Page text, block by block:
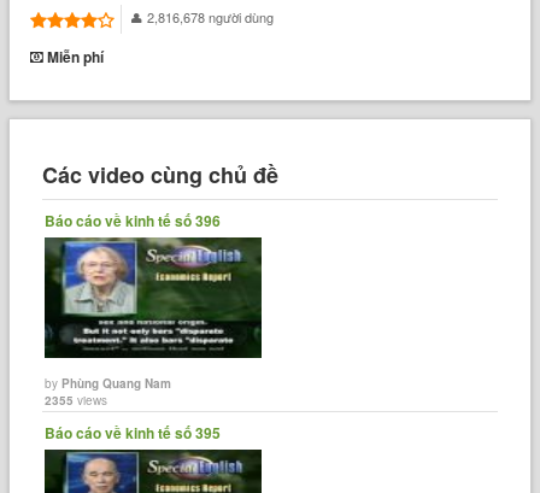
2,816,678 người dùng
Miễn phí
Các video cùng chủ đề
Báo cáo về kinh tế số 396
byPhùng Quang Nam
2355 views
Báo cáo về kinh tế số 395